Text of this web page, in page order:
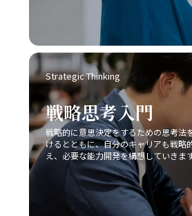
Strategic Thinking
戦略思考入門
戦略的に意思決定をするための思考法
けるとともに、自分のキャリアも戦略
え、必要な能力開発を構想していきま